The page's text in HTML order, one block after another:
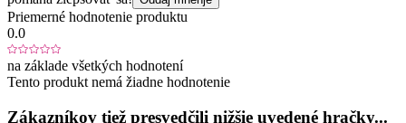
Priemerné hodnotenie produktu
0.0
na základe všetkých hodnotení
Tento produkt nemá žiadne hodnotenie
Zákazníkov tiež presvedčili nižšie uvedené hračky...